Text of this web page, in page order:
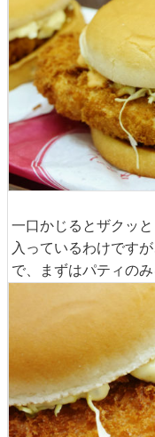
一口かじるとザクッ
入っているわけです
で、まずはパティのみ